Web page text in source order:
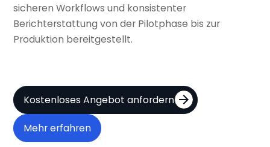
sicheren Workflows und konsistenter
Berichterstattung von der Pilotphase bis zur
Produktion bereitgestellt.
Kostenloses Angebot anfordern
Mehr erfahren